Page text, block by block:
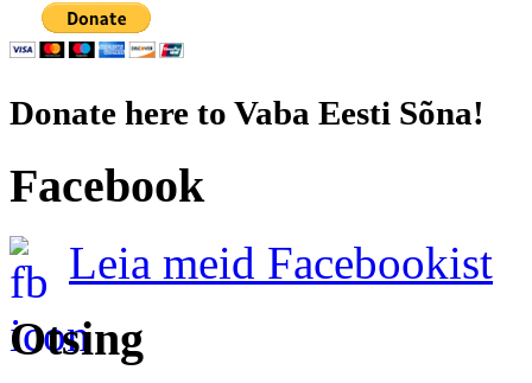
Donate here to Vaba Eesti Sõna!
Facebook
Leia meid Facebookist
Otsing